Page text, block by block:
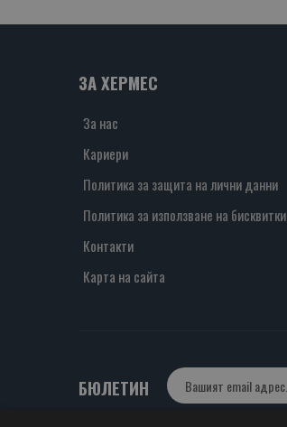
ЗА ХЕРМЕС
За нас
Кариери
Политика за защита на лични данни
Политика за използване на бисквитки
Контакти
Карта на сайта
БЮЛЕТИН